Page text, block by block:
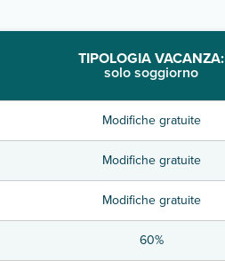
TIPOLOGIA VACANZA:
solo soggiorno
Modifiche gratuite
Modifiche gratuite
Modifiche gratuite
60%